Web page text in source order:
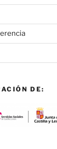
DE: